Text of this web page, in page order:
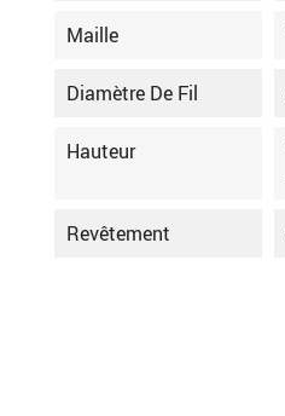
Maille
Diamètre De Fil
Hauteur
Revêtement